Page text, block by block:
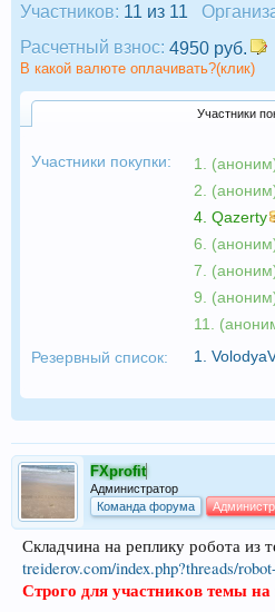
Участников: 11 из 11
Расчетный взнос: 4950 руб.
В какой валюте оплачивать?(клик)
Участники
Участники покупки: 1.
2.
4. Qazerty
6.
7.
9.
11.
Резервный список:
1.
FXprofit
Администратор
Команда форума
Складчина на реплику робота из
treiderov.com/index.php?threads/
Строго для участников темы